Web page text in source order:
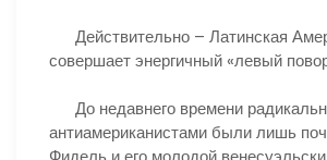
Действительно – Латинская
совершает энергичный «левый
До недавнего времени
антиамериканистами были лишь